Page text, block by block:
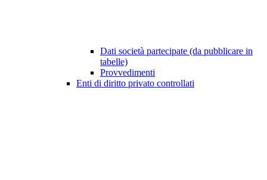
Dati società partecipate (da pubblicare in
tabelle)
Provvedimenti
Enti di diritto privato controllati